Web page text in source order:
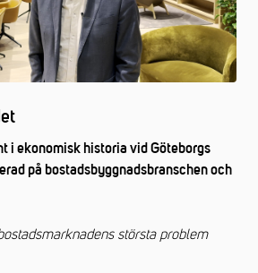
i ekonomisk historia vid Göteborgs
på bostadsbyggnadsbranschen och
största problem